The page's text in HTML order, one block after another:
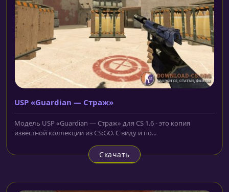
USP «Guardian — Страж»
Модель USP «Guardian — Страж» для CS 1.6 - это копия
известной коллекции из CS:GO. С виду и по...
Скачать